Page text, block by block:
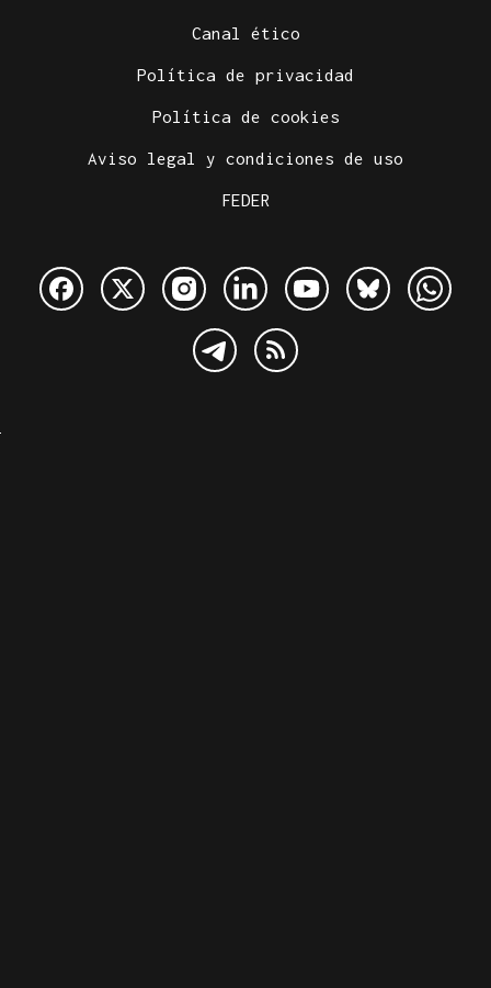
Canal ético
Política de privacidad
Política de cookies
Aviso legal y condiciones de uso
FEDER